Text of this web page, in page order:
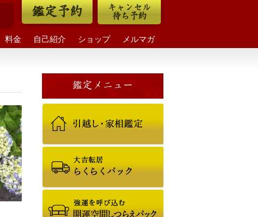
鑑定予約 キャンセル
待ち予約
料金 自己紹介 ショップ メルマガ
鑑定メニュー